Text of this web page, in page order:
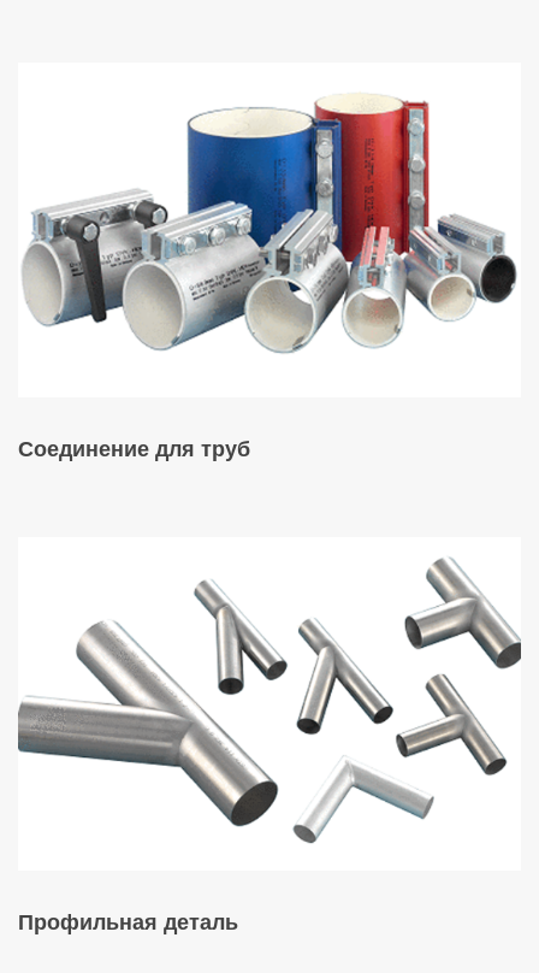
Соединение для труб
Профильная деталь